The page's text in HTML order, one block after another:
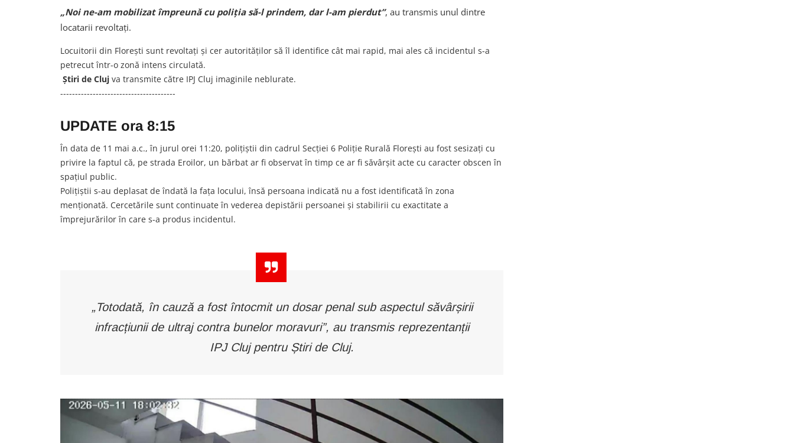
„Noi ne-am mobilizat împreună cu poliția să-l prindem, dar l-am pierdut”, au transmis unul dintre
locatarii revoltați.
Locuitorii din Florești sunt revoltați și cer autorităților să îl identifice cât mai rapid, mai ales că incidentul s-a
petrecut într-o zonă intens circulată.
Știri de Cluj va transmite către IPJ Cluj imaginile neblurate.
---------------------------------------
UPDATE ora 8:15
În data de 11 mai a.c., în jurul orei 11:20, polițiștii din cadrul Secției 6 Poliție Rurală Florești au fost sesizați cu
privire la faptul că, pe strada Eroilor, un bărbat ar fi observat în timp ce ar fi săvârșit acte cu caracter obscen în
spațiul public.
Polițiștii s-au deplasat de îndată la fața locului, însă persoana indicată nu a fost identificată în zona
menționată. Cercetările sunt continuate în vederea depistării persoanei și stabilirii cu exactitate a
împrejurărilor în care s-a produs incidentul.
„Totodată, în cauză a fost întocmit un dosar penal sub aspectul săvârșirii
infracțiunii de ultraj contra bunelor moravuri”, au transmis reprezentanții
IPJ Cluj pentru Știri de Cluj.